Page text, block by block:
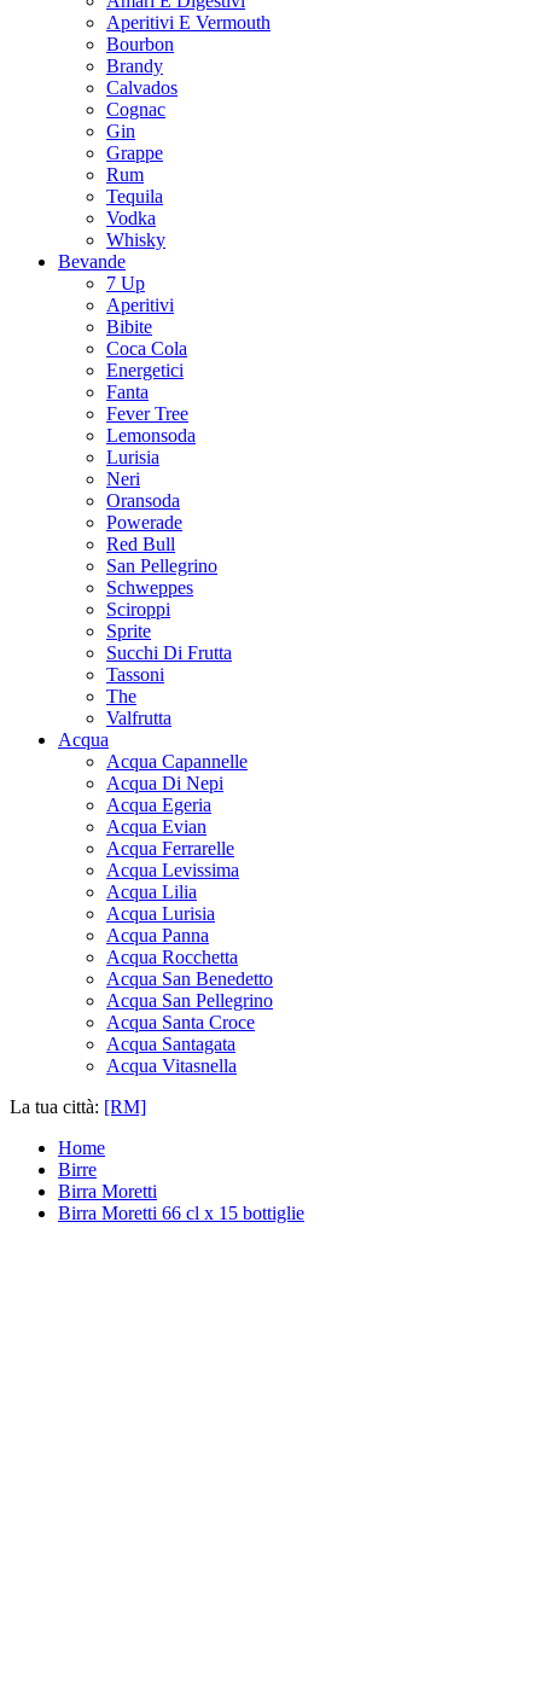
Aperitivi E Vermouth
Bourbon
Brandy
Calvados
Cognac
Gin
Grappe
Rum
Tequila
Vodka
Whisky
Bevande
7 Up
Aperitivi
Bibite
Coca Cola
Energetici
Fanta
Fever Tree
Lemonsoda
Lurisia
Neri
Oransoda
Powerade
Red Bull
San Pellegrino
Schweppes
Sciroppi
Sprite
Succhi Di Frutta
Tassoni
The
Valfrutta
Acqua
Acqua Capannelle
Acqua Di Nepi
Acqua Egeria
Acqua Evian
Acqua Ferrarelle
Acqua Levissima
Acqua Lilia
Acqua Lurisia
Acqua Panna
Acqua Rocchetta
Acqua San Benedetto
Acqua San Pellegrino
Acqua Santa Croce
Acqua Santagata
Acqua Vitasnella
La tua città: [RM]
Home
Birre
Birra Moretti
Birra Moretti 66 cl x 15 bottiglie